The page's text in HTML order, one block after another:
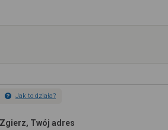
Jak to działa?
Zgierz, Twój adres